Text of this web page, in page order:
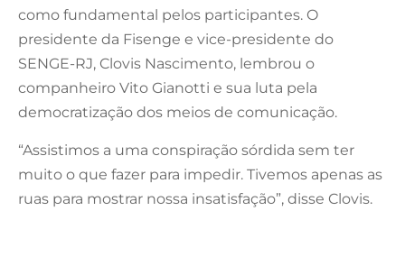
como fundamental pelos participantes. O
presidente da Fisenge e vice-presidente do
SENGE-RJ, Clovis Nascimento, lembrou o
companheiro Vito Gianotti e sua luta pela
democratização dos meios de comunicação.
“Assistimos a uma conspiração sórdida sem ter
muito o que fazer para impedir. Tivemos apenas as
ruas para mostrar nossa insatisfação”, disse Clovis.